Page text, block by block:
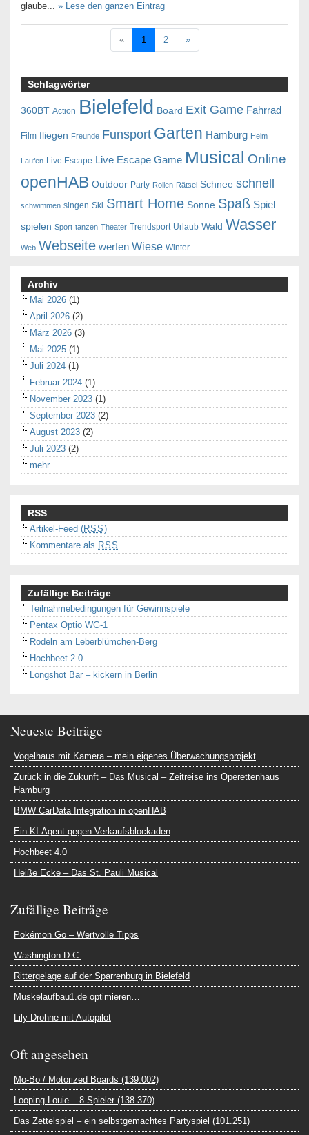
glaube... » Lese den ganzen Eintrag
« 1 2 »
Schlagwörter
360BT Action Bielefeld Board Exit Game Fahrrad
Film fliegen Freunde Funsport Garten Hamburg Helm
Laufen Live Escape Live Escape Game Musical Online
openHAB Outdoor Party Rollen Rätsel Schnee schnell
schwimmen singen Ski Smart Home Sonne Spaß Spiel
spielen Sport tanzen Theater Trendsport Urlaub Wald Wasser
Web Webseite werfen Wiese Winter
Archiv
Mai 2026 (1)
April 2026 (2)
März 2026 (3)
Mai 2025 (1)
Juli 2024 (1)
Februar 2024 (1)
November 2023 (1)
September 2023 (2)
August 2023 (2)
Juli 2023 (2)
mehr...
RSS
Artikel-Feed (RSS)
Kommentare als RSS
Zufällige Beiträge
Teilnahmebedingungen für Gewinnspiele
Pentax Optio WG-1
Rodeln am Leberblümchen-Berg
Hochbeet 2.0
Longshot Bar – kickern in Berlin
Neueste Beiträge
Vogelhaus mit Kamera – mein eigenes Überwachungsprojekt
Zurück in die Zukunft – Das Musical – Zeitreise ins Operettenhaus
Hamburg
BMW CarData Integration in openHAB
Ein KI-Agent gegen Verkaufsblockaden
Hochbeet 4.0
Heiße Ecke – Das St. Pauli Musical
Zufällige Beiträge
Pokémon Go – Wertvolle Tipps
Washington D.C.
Rittergelage auf der Sparrenburg in Bielefeld
Muskelaufbau1.de optimieren…
Lily-Drohne mit Autopilot
Oft angesehen
Mo-Bo / Motorized Boards (139.002)
Looping Louie – 8 Spieler (138.370)
Das Zettelspiel – ein selbstgemachtes Partyspiel (101.251)